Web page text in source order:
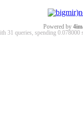
Powered by
31 queries, spending